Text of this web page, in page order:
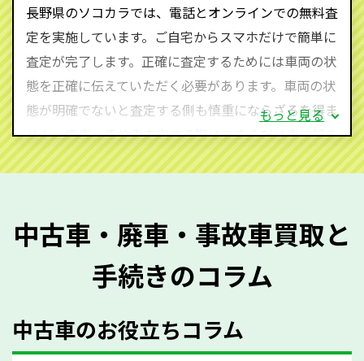
590-870）までお問い合わせ下さい。
査定・ご相談・見積もりはすべて無料で行います。安
心してお問い合わせください。
長野県のソコカラでは、電話とオンラインでの無料査
定を実施しています。ご自宅からスマホだけで簡単に
査定が完了します。正確に査定するためには車両の状
態を正確に伝えていただく必要があります。車両の状
態が明確でないと査定する側も慎重にならざるを得ま
せん。廃車・事故車査定する際はできるだけ車検証を
ご準備ください。車検証があることで車両状態や年式
質問させていただく内容は以下の通りとなります。
メーカー／車種
型式／グレード
走行距離（例：約〇万キロ）
もっと見る
中古車・廃車・事故車買取と
手続きのコラム
中古車のお役立ちコラム